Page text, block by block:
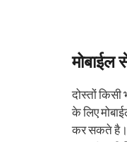
मोबाईल
दोस्तों
के लिए
कर सकते है।